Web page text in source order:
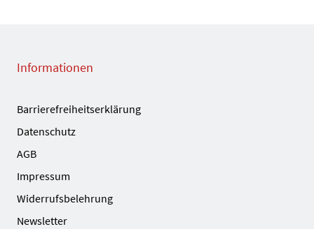
Informationen
Barrierefreiheitserklärung
Datenschutz
AGB
Impressum
Widerrufsbelehrung
Newsletter